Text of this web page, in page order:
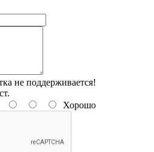
не поддерживается!
Хорошо